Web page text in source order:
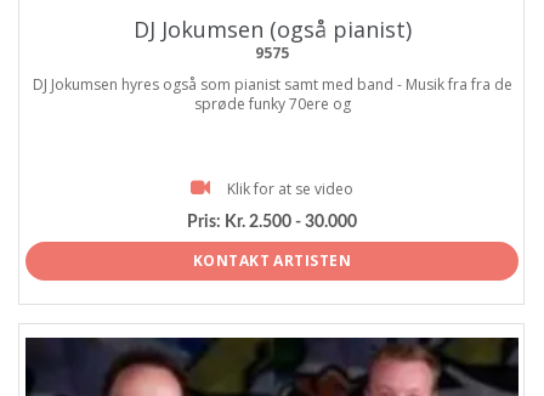
DJ Jokumsen (også pianist)
9575
DJ Jokumsen hyres også som pianist samt med band - Musik fra fra de
sprøde funky 70ere og
Klik for at se video
Pris: Kr. 2.500 - 30.000
KONTAKT ARTISTEN